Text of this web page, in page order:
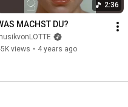
2:36
MACHST DU?
views • 4 years ago